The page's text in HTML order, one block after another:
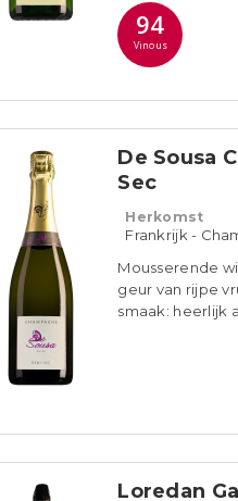
en zachte
hapjes.
Sec
Herkomst